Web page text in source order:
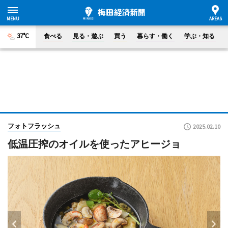
37°C 食べる 見る・遊ぶ 買う 暮らす・働く 学ぶ・知る
フォトフラッシュ 2025.02.10
低温圧搾のオイルを使ったアヒージョ